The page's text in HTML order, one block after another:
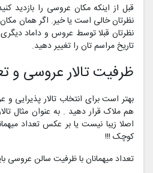
قبل از اینکه مکان عروسی را بازدید
نظرتان خالی است یا خیر. اگر همان
نظرتان قبلا توسط عروس و داماد
تاریخ مراسم تان را تغییر دهید.
ظرفیت تالار عروسی و
بهتر است برای انتخاب تالار پذیرایی
هم ملاک قرار دهید . به عنوان مثال
اصلا زیبا نیست یا بر عکس تعداد
کوچک !!!
تعداد میهمانان با ظرفیت سالن عروسی